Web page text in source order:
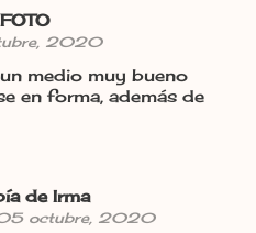
2020
medio muy bueno
en forma, además de
de Irma
05 octubre, 2020